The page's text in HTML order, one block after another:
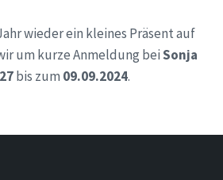
wieder ein kleines Präsent auf
um kurze Anmeldung beiSonja
bis zum 09.09.2024.